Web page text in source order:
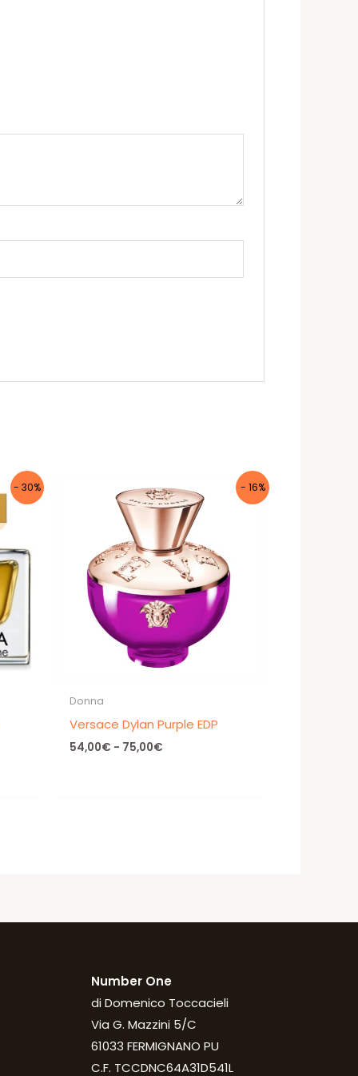
- 30% - 16%
Donna
Versace Dylan Purple EDP
54,00€ - 75,00€Fascia
Number One
di Domenico Toccacieli
Via G. Mazzini 5/C
61033 FERMIGNANO PU
C.F. TCCDNC64A31D541L